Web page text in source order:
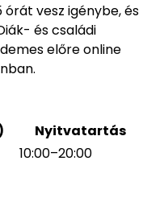
vesz igénybe, és
és családi
előre online
Nyitvatartás
10:00–20:00